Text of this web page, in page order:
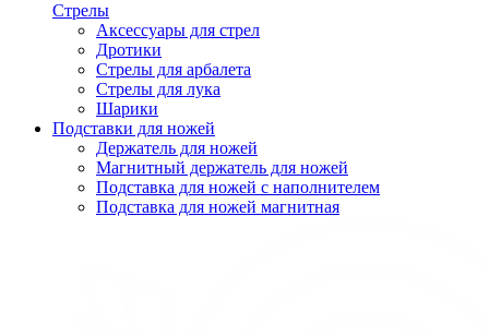
Стрелы
Аксессуары для стрел
Дротики
Стрелы для арбалета
Стрелы для лука
Шарики
Подставки для ножей
Держатель для ножей
Магнитный держатель для ножей
Подставка для ножей с наполнителем
Подставка для ножей магнитная